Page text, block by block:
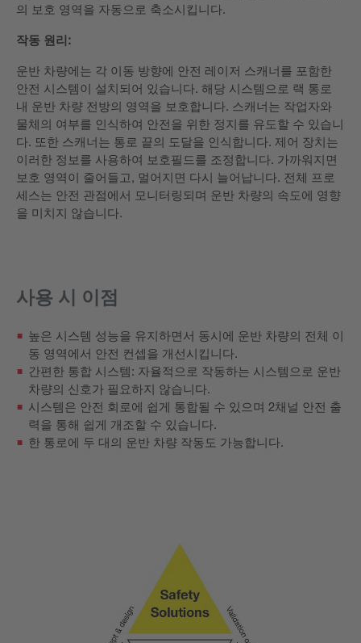
의 보호 영역을 자동으로 축소시킵니다.
작동 원리:
운반 차량에는 각 이동 방향에 안전 레이저 스캐너를 포함한
안전 시스템이 설치되어 있습니다. 해당 시스템으로 랙 통로
내 운반 차량 전방의 영역을 보호합니다. 스캐너는 작업자와
물체의 여부를 인식하여 안전을 위한 정지를 유도할 수 있습니
다. 또한 스캐너는 통로 끝의 도달을 인식합니다. 제어 장치는
이러한 정보를 사용하여 보호필드를 조정합니다. 가까워지면
보호 영역이 줄어들고, 멀어지면 다시 늘어납니다. 전체 프로
세스는 안전 관점에서 모니터링되며 운반 차량의 속도에 영향
을 미치지 않습니다.
사용 시 이점
높은 시스템 성능을 유지하면서 동시에 운반 차량의 전체 이
동 영역에서 안전 컨셉을 개선시킵니다.
간편한 통합 시스템: 자율적으로 작동하는 시스템으로 운반
차량의 신호가 필요하지 않습니다.
시스템은 안전 회로에 쉽게 통합될 수 있으며 2채널 안전 출
력을 통해 쉽게 개조할 수 있습니다.
한 통로에 두 대의 운반 차량 작동도 가능합니다.